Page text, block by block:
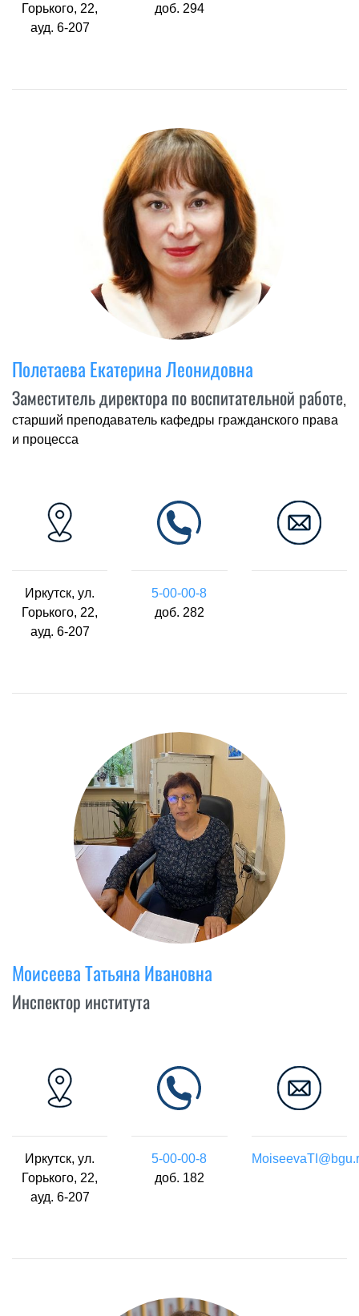
Горького, 22,
ауд. 6-207
доб. 294
Полетаева Екатерина Леонидовна
Заместитель директора по воспитательной работе,
старший преподаватель кафедры гражданского права
и процесса
Иркутск, ул.
Горького, 22,
ауд. 6-207
5-00-00-8
доб. 282
Моисеева Татьяна Ивановна
Инспектор института
Иркутск, ул.
Горького, 22,
ауд. 6-207
5-00-00-8
доб. 182